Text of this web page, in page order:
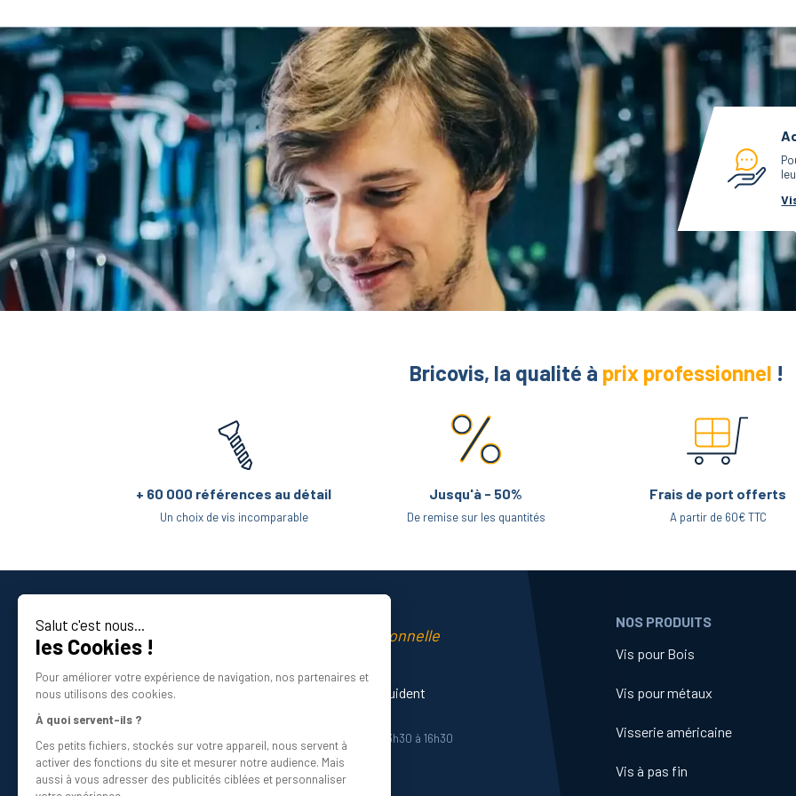
Salut c'est nous...
les Cookies !
Pour améliorer votre expérience de navigation, nos partenaires et
nous utilisons des cookies.
À quoi servent-ils ?
Ces petits fichiers, stockés sur votre appareil, nous servent à
activer des fonctions du site et mesurer notre audience. Mais
aussi à vous adresser des publicités ciblées et personnaliser
Bricovis, la qualité à prix professionnel !
+ 60 000 références au détail
Un choix de vis incomparable
Jusqu'à - 50%
De remise sur les quantités
Frais de port offerts
A partir de 60€ TTC
La qualité professionnelle
Besoin d’aide ? Nos experts vous guident
Du lundi au vendredi de 8h30 à 12h30 et 13h30 à 16h30
Écrivez-nous
info@bricovis.fr
NOS PRODUITS
Vis pour Bois
Vis pour métaux
Visserie américaine
Vis à pas fin